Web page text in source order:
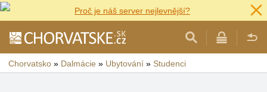
Proč je náš server nejlevnější?
Chorvatsko » Dalmácie » Ubytování » Studenci